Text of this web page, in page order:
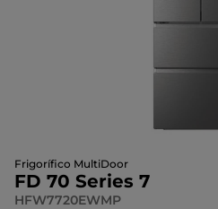
Frigorífico MultiDoor
FD 70 Series 7
HFW7720EWMP